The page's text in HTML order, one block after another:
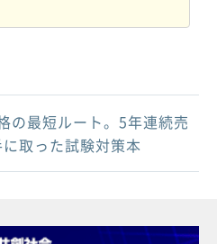
の最短ルート。5年連続売
取った試験対策本